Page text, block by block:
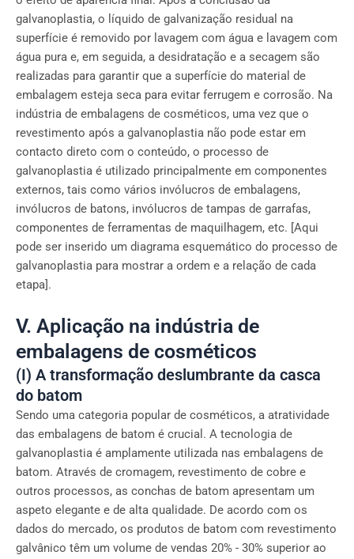
galvanoplastia, o líquido de galvanização residual na
superfície é removido por lavagem com água e lavagem com
água pura e, em seguida, a desidratação e a secagem são
realizadas para garantir que a superfície do material de
embalagem esteja seca para evitar ferrugem e corrosão. Na
indústria de embalagens de cosméticos, uma vez que o
revestimento após a galvanoplastia não pode estar em
contacto direto com o conteúdo, o processo de
galvanoplastia é utilizado principalmente em componentes
externos, tais como vários invólucros de embalagens,
invólucros de batons, invólucros de tampas de garrafas,
componentes de ferramentas de maquilhagem, etc. [Aqui
pode ser inserido um diagrama esquemático do processo de
galvanoplastia para mostrar a ordem e a relação de cada
etapa].
V. Aplicação na indústria de
embalagens de cosméticos
(I) A transformação deslumbrante da casca
do batom
Sendo uma categoria popular de cosméticos, a atratividade
das embalagens de batom é crucial. A tecnologia de
galvanoplastia é amplamente utilizada nas embalagens de
batom. Através de cromagem, revestimento de cobre e
outros processos, as conchas de batom apresentam um
aspeto elegante e de alta qualidade. De acordo com os
dados do mercado, os produtos de batom com revestimento
galvânico têm um volume de vendas 20% - 30% superior ao